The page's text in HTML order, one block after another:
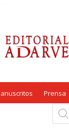
Prensa
de